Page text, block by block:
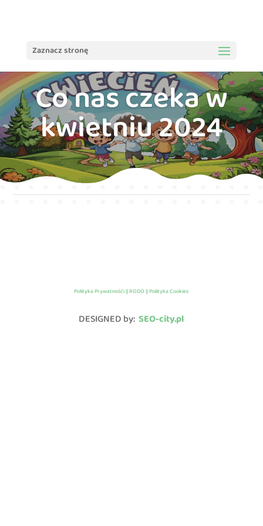
Zaznacz stronę
Co nas czeka w
kwietniu 2024
Polityka Prywatnośći || RODO || Polityka Cookies
DESIGNED by:SEO-city.pl